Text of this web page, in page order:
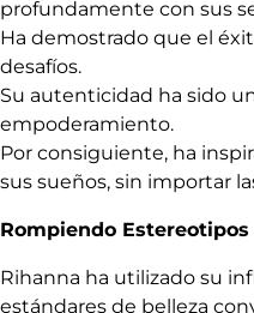
profundamente con sus
Ha demostrado que el
desafíos.
Su autenticidad ha sido
empoderamiento.
Por consiguiente, ha
sus sueños, sin importar
Rompiendo
Rihanna ha utilizado su
estándares de belleza